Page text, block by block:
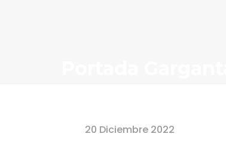
Home Portada Garganta
20 Diciembre 2022